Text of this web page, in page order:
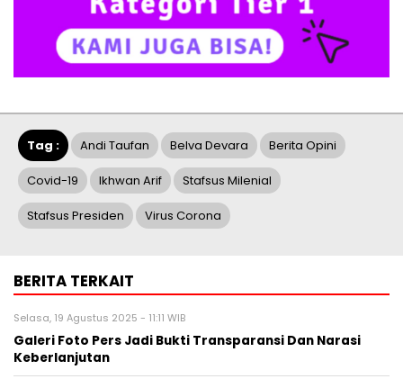
Tag : Andi Taufan Belva Devara Berita Opini
Covid-19 Ikhwan Arif Stafsus Milenial
Stafsus Presiden Virus Corona
BERITA TERKAIT
Selasa, 19 Agustus 2025 - 11:11 WIB
Galeri Foto Pers Jadi Bukti Transparansi Dan Narasi
Keberlanjutan